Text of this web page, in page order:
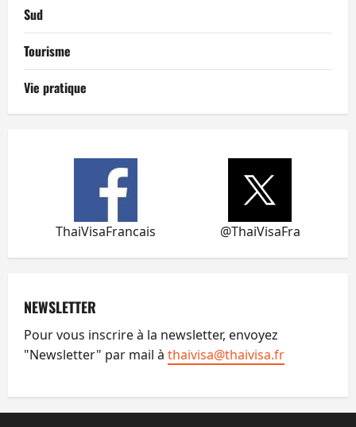
Sud
Tourisme
Vie pratique
ThaiVisaFrancais @ThaiVisaFra
NEWSLETTER
Pour vous inscrire à la newsletter, envoyez
"Newsletter" par mail à thaivisa@thaivisa.fr